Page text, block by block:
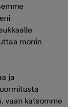
monin
ja
vaan katsomme